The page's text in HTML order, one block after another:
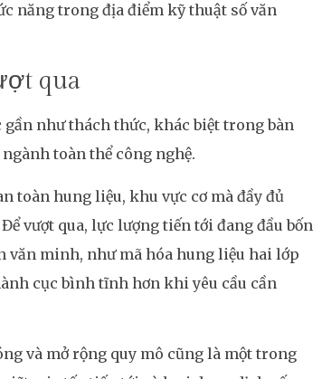
năng trong địa điểm kỹ thuật số văn
qua
như thách thức, khác biệt trong bàn
toàn thể công nghệ.
toàn hung liệu, khu vực cơ mà đầy đủ
vượt qua, lực lượng tiến tới đang đầu bốn
văn minh, như mã hóa hung liệu hai lớp
cục bình tĩnh hơn khi yêu cầu cần
và mở rộng quy mô cũng là một trong